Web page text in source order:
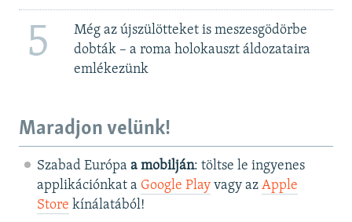
5
Még az újszülötteket is meszesgödörbe
dobták – a roma holokauszt áldozataira
emlékezünk
Maradjon velünk!
Szabad Európa a mobilján: töltse le ingyenes
applikációnkat a Google Playvagy az Apple
Store kínálatából!